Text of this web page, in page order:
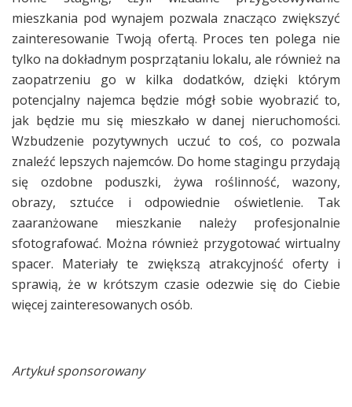
mieszkania pod wynajem pozwala znacząco zwiększyć
zainteresowanie Twoją ofertą. Proces ten polega nie
tylko na dokładnym posprzątaniu lokalu, ale również na
zaopatrzeniu go w kilka dodatków, dzięki którym
potencjalny najemca będzie mógł sobie wyobrazić to,
jak będzie mu się mieszkało w danej nieruchomości.
Wzbudzenie pozytywnych uczuć to coś, co pozwala
znaleźć lepszych najemców. Do home stagingu przydają
się ozdobne poduszki, żywa roślinność, wazony,
obrazy, sztućce i odpowiednie oświetlenie. Tak
zaaranżowane mieszkanie należy profesjonalnie
sfotografować. Można również przygotować wirtualny
spacer. Materiały te zwiększą atrakcyjność oferty i
sprawią, że w krótszym czasie odezwie się do Ciebie
więcej zainteresowanych osób.
Artykuł sponsorowany